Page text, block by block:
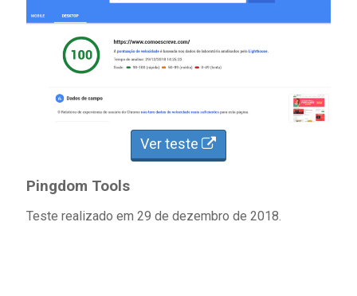
Ver teste
Pingdom Tools
Teste realizado em 29 de dezembro de 2018.